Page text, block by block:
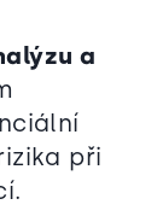
a
při